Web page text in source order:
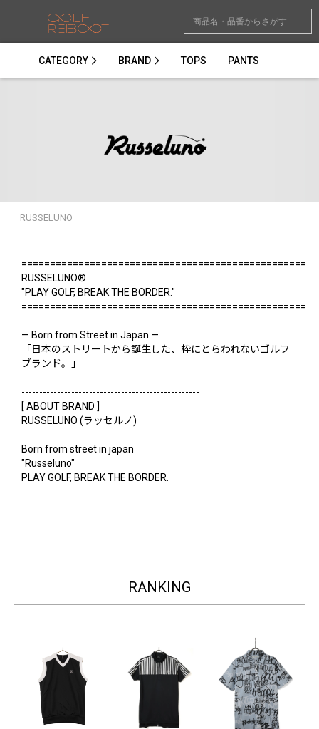
CATEGORY BRAND TOPS PANTS
RUSSELUNO
==================================================
RUSSELUNO®
"PLAY GOLF, BREAK THE BORDER."
==================================================
— Born from Street in Japan —
「日本のストリートから誕生した、枠にとらわれないゴルフ
ブランド。」
--------------------------------------------------
[ ABOUT BRAND ]
RUSSELUNO (ラッセルノ)
Born from street in japan
"Russeluno"
PLAY GOLF, BREAK THE BORDER.
RANKING